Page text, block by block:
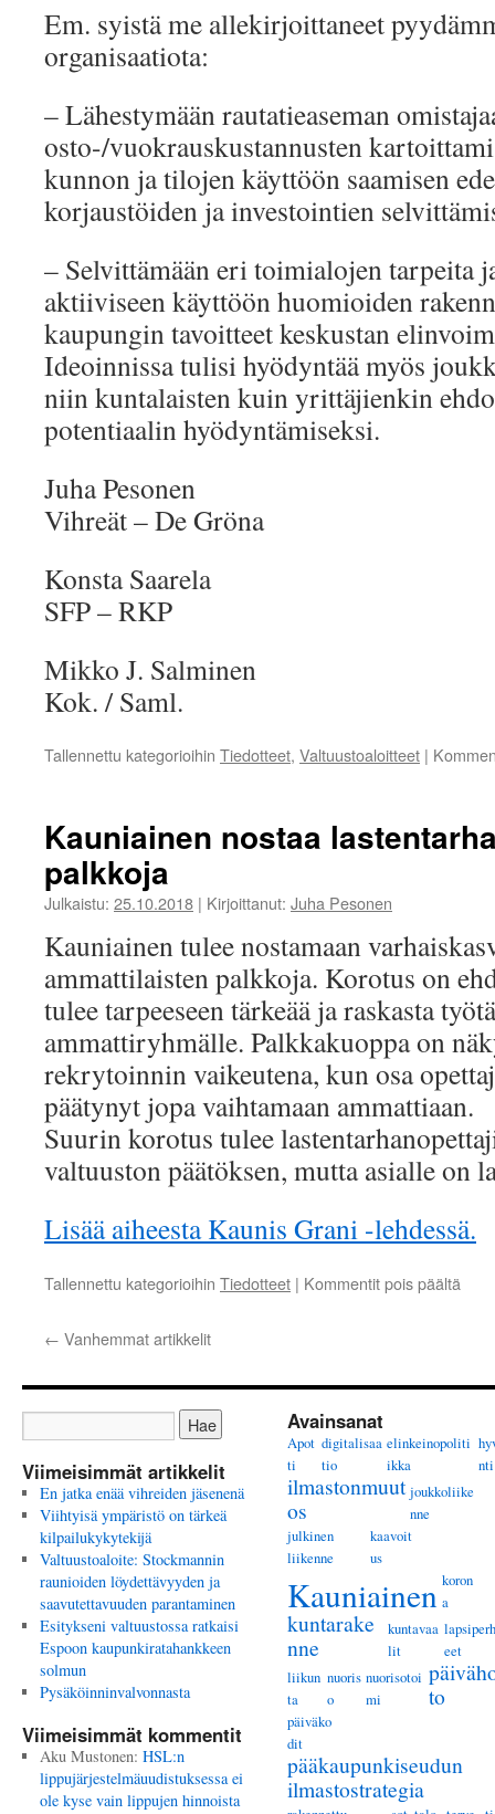
Em. syistä me allekirjoittaneet
organisaatiota:
– Lähestymään rautatieaseman
osto-/vuokrauskustannusten
kunnon ja tilojen käyttöön saamisen
korjaustöiden ja investointien
– Selvittämään eri toimialojen tarpeita
aktiiviseen käyttöön huomioiden
kaupungin tavoitteet keskustan
Ideoinnissa tulisi hyödyntää myös
niin kuntalaisten kuin yrittäjienkin
potentiaalin hyödyntämiseksi.
Juha Pesonen
Vihreät – De Gröna
Konsta Saarela
SFP – RKP
Mikko J. Salminen
Kok. / Saml.
Tallennettu kategorioihin Tiedotteet, Valtuustoaloitteet |
Kauniainen nostaa
palkkoja
Julkaistu: 25.10.2018 | Kirjoittanut: Juha Pesonen
Kauniainen tulee nostamaan
ammattilaisten palkkoja. Korotus on
tulee tarpeeseen tärkeää ja raskasta
ammattiryhmälle. Palkkakuoppa on
rekrytoinnin vaikeutena, kun osa
päätynyt jopa vaihtamaan ammattiaan.
Suurin korotus tulee
valtuuston päätöksen, mutta asialle on
Lisää aiheesta Kaunis Grani -lehdessä.
Tallennettu kategorioihin Tiedotteet | Kommentit pois päältä
← Vanhemmat artikkelit
Viimeisimmät artikkelit
En jatka enää vihreiden jäsenenä
Viihtyisä ympäristö on tärkeä
kilpailukykytekijä
Valtuustoaloite: Stockmannin
raunioiden löydettävyyden ja
saavutettavuuden parantaminen
Esitykseni valtuustossa ratkaisi
Espoon kaupunkiratahankkeen
solmun
Pysäköinninvalvonnasta
Viimeisimmät kommentit
Aku Mustonen: HSL:n
lippujärjestelmäuudistuksessa ei
ole kyse vain lippujen hinnoista
Avainsanat
Apot
ti
digitalisaa
tio
elinkeinopoliti
ikka
nti
ilmastonmuut
os
joukkoliike
nne
julkinen
liikenne
kaavoit
us
Kauniainen koron
a
kuntarake
nne
kuntavaa
lit
lapsiperh
eet
liikun
ta
nuoris
o
nuorisotoi
mi
to
päiväko
dit
pääkaupunkiseudun
ilmastostrategia